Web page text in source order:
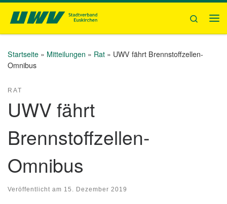
Zum Inhalt springen
Search
Startseite » Mitteilungen » Rat » UWV fährt Brennstoffzellen-
Omnibus
RAT
UWV fährt
Brennstoffzellen-
Omnibus
Veröffentlicht am 15. Dezember 2019